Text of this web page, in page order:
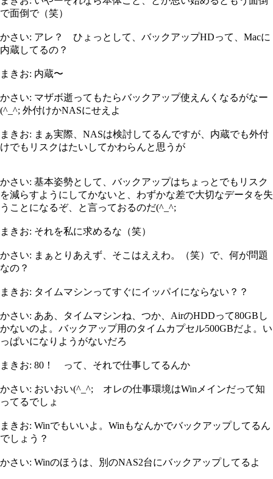
で面倒で（笑）
かさい: アレ？ ひょっとして、バックアップHDって、Macに
内蔵してるの？
まきお: 内蔵〜
かさい: マザボ逝ってもたらバックアップ使えんくなるがなー
(^_^; 外付けかNASにせえよ
まきお: まぁ実際、NASは検討してるんですが、内蔵でも外付
けでもリスクはたいしてかわらんと思うが
かさい: 基本姿勢として、バックアップはちょっとでもリスク
を減らすようにしてかないと、わずかな差で大切なデータを失
うことになるぞ、と言っておるのだ(^_^;
まきお: それを私に求めるな（笑）
かさい: まぁとりあえず、そこはええわ。（笑）で、何が問題
なの？
まきお: タイムマシンってすぐにイッパイにならない？？
かさい: ああ、タイムマシンね、つか、AirのHDDって80GBし
かないのよ。バックアップ用のタイムカプセル500GBだよ。い
っぱいになりようがないだろ
まきお: 80！ って、それで仕事してるんか
かさい: おいおい(^_^; オレの仕事環境はWinメインだって知
ってるでしょ
まきお: Winでもいいよ。Winもなんかでバックアップしてるん
でしょう？
かさい: Winのほうは、別のNAS2台にバックアップしてるよ